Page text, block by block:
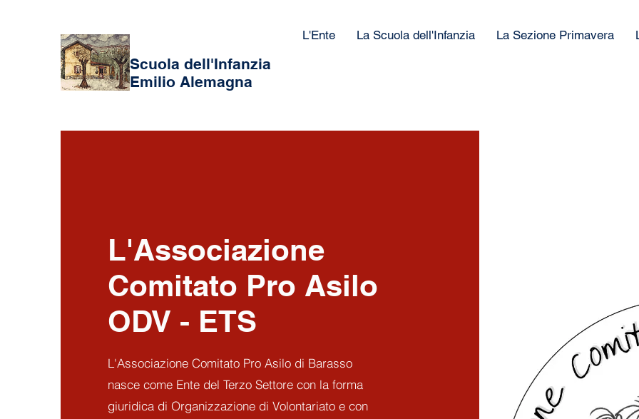
Scuola dell'Infanzia
Emilio Alemagna
L'Ente La Scuola dell'Infanzia La Sezione Primavera
L'Associazione
Comitato Pro Asilo
ODV - ETS
L'Associazione Comitato Pro Asilo di Barasso
nasce come Ente del Terzo Settore con la forma
giuridica di Organizzazione di Volontariato e con